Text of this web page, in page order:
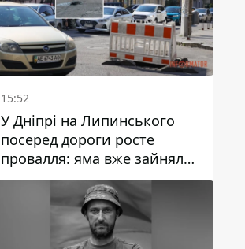
15:52
У Дніпрі на Липинського
посеред дороги росте
провалля: яма вже зайняла
смугу руху